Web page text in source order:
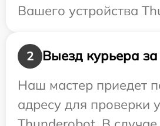
Вашего устройства
2
Выезд курьера
Наш мастер приедет
адресу для проверки